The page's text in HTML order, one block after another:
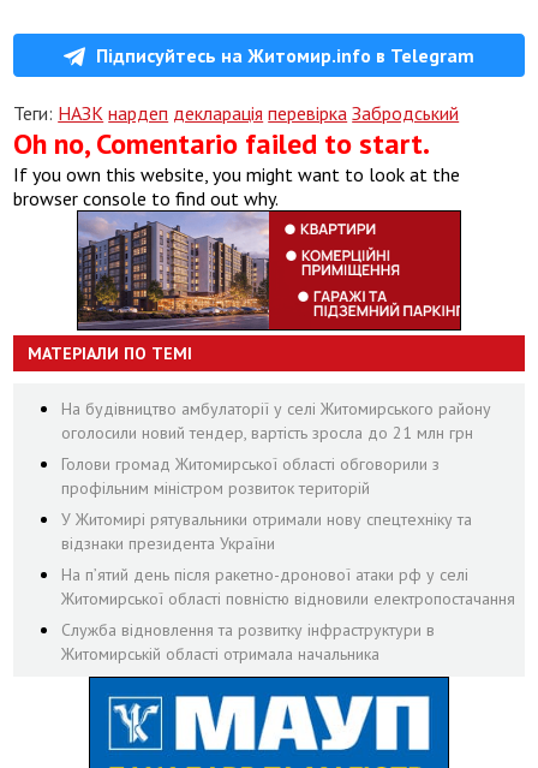
Підписуйтесь на Житомир.info в Telegram
Теги: НАЗК нардеп декларація перевірка Забродський
Oh no, Comentario failed to start.
If you own this website, you might want to look at the
browser console to find out why.
МАТЕРІАЛИ ПО ТЕМІ
На будівництво амбулаторії у селі Житомирського району
оголосили новий тендер, вартість зросла до 21 млн грн
Голови громад Житомирської області обговорили з
профільним міністром розвиток територій
У Житомирі рятувальники отримали нову спецтехніку та
відзнаки президента України
На пʼятий день після ракетно-дронової атаки рф у селі
Житомирської області повністю відновили електропостачання
Служба відновлення та розвитку інфраструктури в
Житомирській області отримала начальника